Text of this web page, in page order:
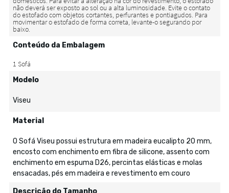
Conteúdo da Embalagem
Modelo
Viseu
Material
O Sofá Viseu possui estrutura em madeira eucalipto 20 mm,
encosto com enchimento em fibra de silicone, assento com
enchimento em espuma D26, percintas elásticas e molas
ensacadas, pés em madeira e revestimento em couro
Descrição do Tamanho